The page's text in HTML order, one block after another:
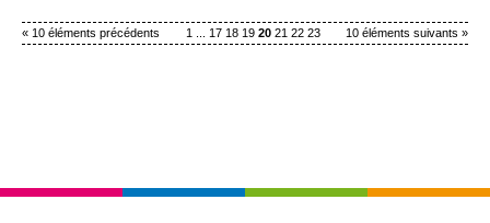
« 10 éléments précédents 10 éléments suivants »
1 17 18 19 20 21 22 23